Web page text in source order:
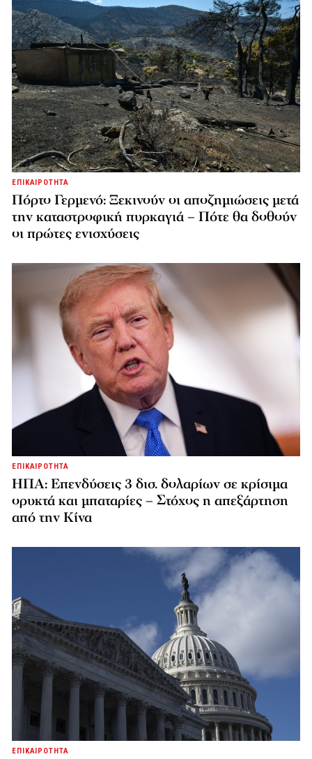
ΕΠΙΚΑΙΡΟΤΗΤΑ
Πόρτο Γερμενό: Ξεκινούν οι αποζημιώσεις μετά
την καταστροφική πυρκαγιά – Πότε θα δοθούν
οι πρώτες ενισχύσεις
ΕΠΙΚΑΙΡΟΤΗΤΑ
ΗΠΑ: Επενδύσεις 3 δισ. δολαρίων σε κρίσιμα
ορυκτά και μπαταρίες – Στόχος η απεξάρτηση
από την Κίνα
ΕΠΙΚΑΙΡΟΤΗΤΑ